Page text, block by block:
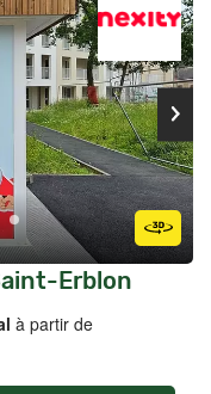
Erblon
à partir de